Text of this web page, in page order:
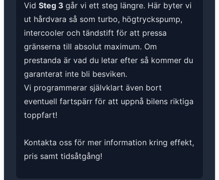
Vid Steg 3 går vi ett steg längre. Här byter vi
ut hårdvara så som turbo, högtryckspump,
intercooler och tändstift för att pressa
gränserna till absolut maximum. Om
prestanda är vad du letar efter så kommer du
garanterat inte bli besviken.
Vi programmerar självklart även bort
eventuell fartspärr för att uppnå bilens riktiga
toppfart!
Kontakta oss för mer information kring effekt,
pris samt tidsåtgång!